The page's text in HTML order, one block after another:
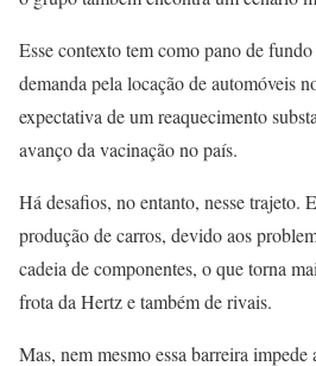
Esse contexto tem como pano de
demanda pela locação de automóveis
expectativa de um reaquecimento
avanço da vacinação no país.
Há desafios, no entanto, nesse trajeto.
produção de carros, devido aos
cadeia de componentes, o que torna
frota da Hertz e também de rivais.
Mas, nem mesmo essa barreira